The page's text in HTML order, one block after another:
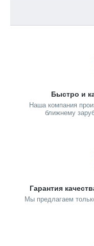
Быстро и
Наша компания
ближнему
Гарантия
Мы предлагаем